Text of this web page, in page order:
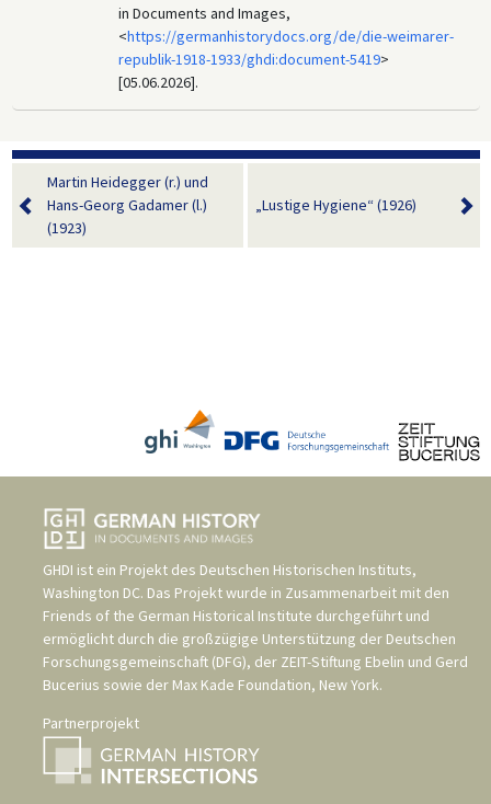
in Documents and Images,
<https://germanhistorydocs.org/de/die-weimarer-
republik-1918-1933/ghdi:document-5419>
[05.06.2026].
Martin Heidegger (r.) und
Hans-Georg Gadamer (l.)
(1923)
„Lustige Hygiene“ (1926)
GHDI ist ein Projekt des Deutschen Historischen Instituts,
Washington DC. Das Projekt wurde in Zusammenarbeit mit den
Friends of the German Historical Institute durchgeführt und
ermöglicht durch die großzügige Unterstützung der Deutschen
Forschungsgemeinschaft (DFG), der ZEIT-Stiftung Ebelin und Gerd
Bucerius sowie der Max Kade Foundation, New York.
Partnerprojekt